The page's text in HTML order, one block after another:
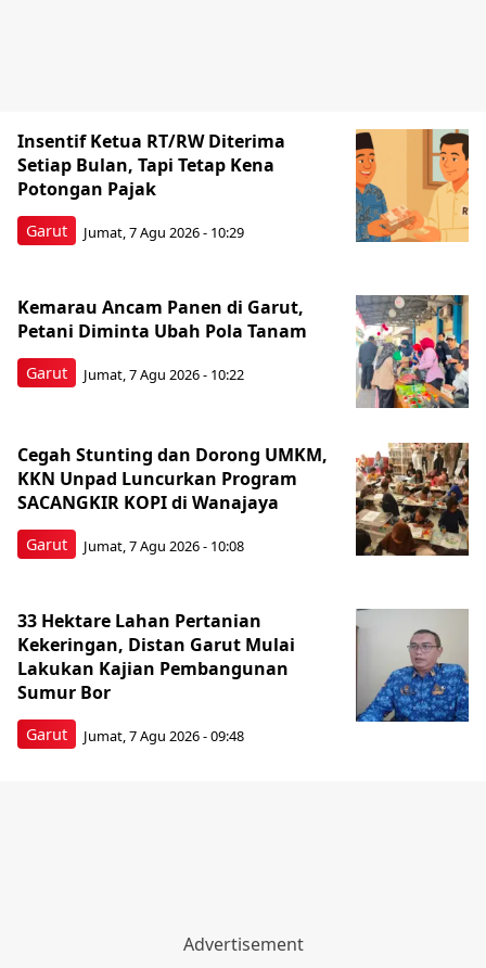
Garut
Insentif Ketua RT/RW Diterima
Setiap Bulan, Tapi Tetap Kena
Potongan Pajak
Jumat, 7 Agu 2026 - 10:29
Garut
Kemarau Ancam Panen di Garut,
Petani Diminta Ubah Pola Tanam
Jumat, 7 Agu 2026 - 10:22
Garut
Cegah Stunting dan Dorong UMKM,
KKN Unpad Luncurkan Program
SACANGKIR KOPI di Wanajaya
Jumat, 7 Agu 2026 - 10:08
Garut
33 Hektare Lahan Pertanian
Kekeringan, Distan Garut Mulai
Lakukan Kajian Pembangunan
Sumur Bor
Jumat, 7 Agu 2026 - 09:48